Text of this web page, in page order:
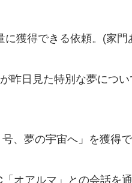
獲得できる依頼。(家門
昨日見た特別な夢につ
、夢の宇宙へ」を獲得で
オアルマ」との会話を